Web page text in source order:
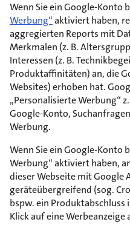
Wenn Sie ein Google-Konto
Werbung“aktiviert haben,
aggregierten Reports mit
Merkmalen (z. B.
Interessen (z. B.
Produktaffinitäten) an, die
Websites) erhoben hat.
„Personalisierte Werbung“
Google-Konto,
Werbung.
Wenn Sie ein Google-Konto
Werbung“ aktiviert haben,
dieser Webseite mit Google
geräteübergreifend (sog.
bspw. ein Produktabschluss
Klick auf eine